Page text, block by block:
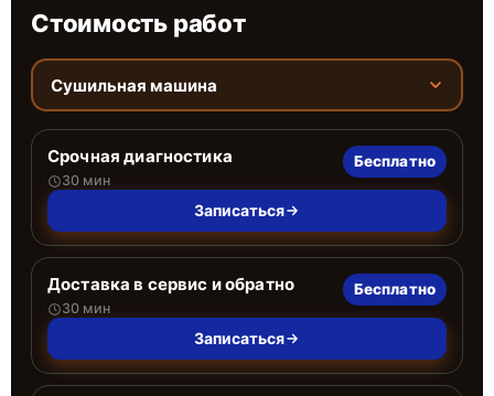
Стоимость работ
Сушильная машина
Срочная диагностика
30 мин
Бесплатно
Записаться
Доставка в сервис и обратно
30 мин
Бесплатно
Записаться